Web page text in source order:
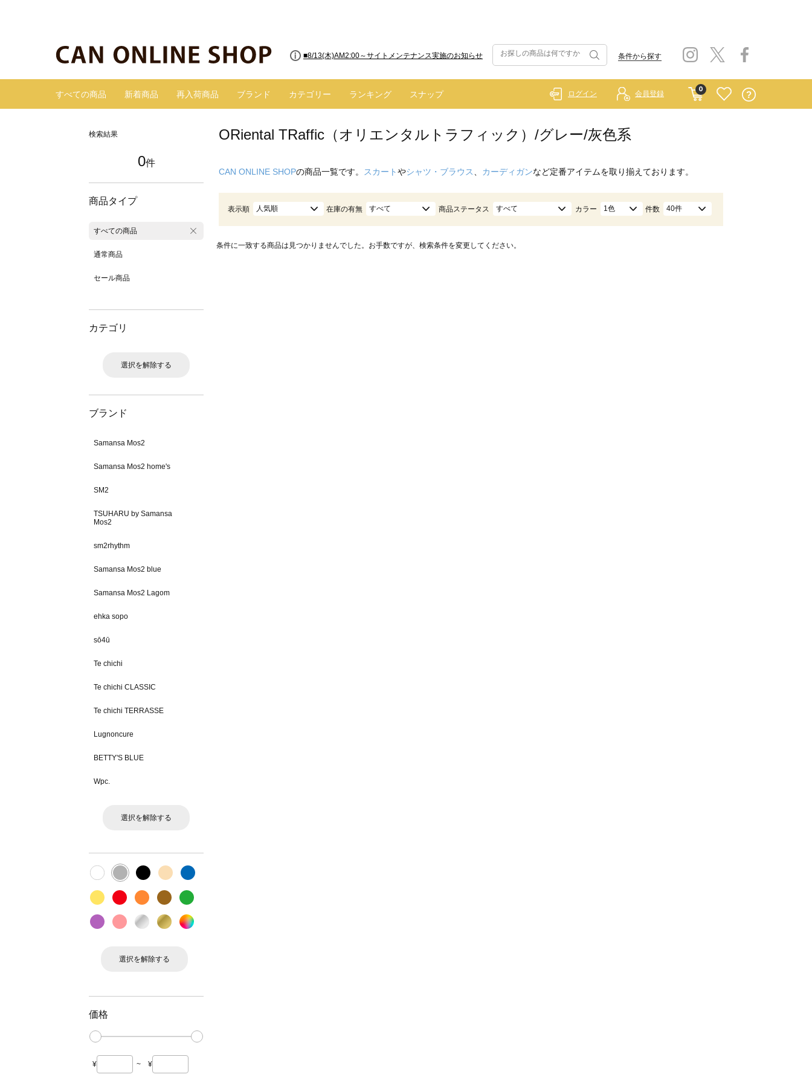
■8/13(木)AM2:00～サイトメンテナンス実施のお知らせ 条件から探す
すべての商品 新着商品 再入荷商品 ブランド カテゴリー ランキング スナップ
0
ログイン 会員登録
検索結果
0件
商品タイプ
すべての商品
通常商品
セール商品
カテゴリ
選択を解除する
ブランド
Samansa Mos2
Samansa Mos2 home's
SM2
TSUHARU by Samansa
Mos2
sm2rhythm
Samansa Mos2 blue
Samansa Mos2 Lagom
ehka sopo
sō4ū
Te chichi
Te chichi CLASSIC
Te chichi TERRASSE
Lugnoncure
BETTY'S BLUE
Wpc.
選択を解除する
選択を解除する
価格
¥ ~ ¥
ORiental TRaffic（オリエンタルトラフィック）/グレー/灰色系
CAN ONLINE SHOPの商品一覧です。 スカートやシャツ・ブラウス カーディガンなど定番アイテムを取り揃えております。
表示順 人気順 在庫の有無 すべて 商品ステータス すべて カラー 1色 件数 40件
条件に一致する商品は見つかりませんでした。お手数ですが、検索条件を変更してください。